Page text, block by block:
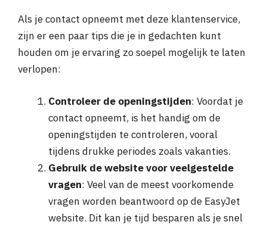
Als je contact opneemt met deze klantenservice,
zijn er een paar tips die je in gedachten kunt
houden om je ervaring zo soepel mogelijk te laten
verlopen:
Controleer de openingstijden: Voordat je
contact opneemt, is het handig om de
openingstijden te controleren, vooral
tijdens drukke periodes zoals vakanties.
Gebruik de website voor veelgestelde
vragen: Veel van de meest voorkomende
vragen worden beantwoord op de EasyJet
website. Dit kan je tijd besparen als je snel